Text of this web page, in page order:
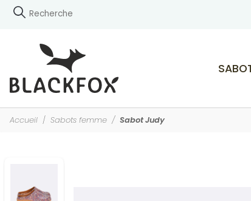
Accueil Sabots femme Sabot Judy